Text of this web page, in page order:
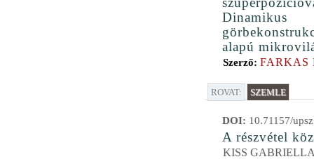
Dinamikus
alapú
Szerző: FARKAS
ROVAT: SZEMLE
DOI: 10.71157/
A részvétel
KISS